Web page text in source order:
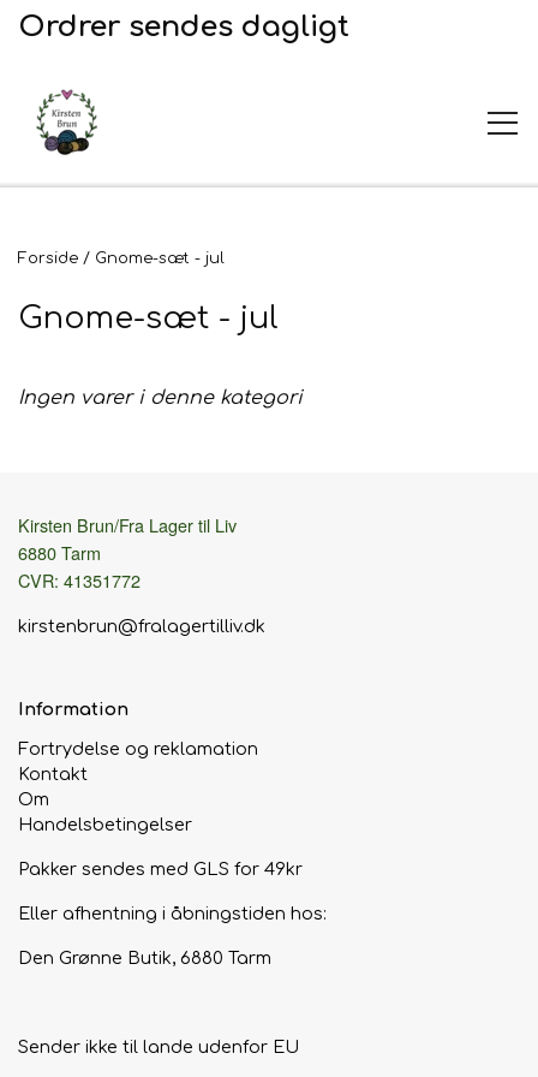
Ordrer sendes dagligt
UDSALG
Garn og opskrifter
Garn
Broderi
Stof til broderi
Hanke - restparti
Uldpleje
Strikketid
Forside Gnome-sæt - jul
Gnome-sæt - jul
Ingen varer i denne kategori
Kirsten Brun/Fra Lager til Liv
6880 Tarm
CVR: 41351772
kirstenbrun@fralagertilliv.dk
Information
Fortrydelse og reklamation
Kontakt
Om
Handelsbetingelser
Pakker sendes med GLS for 49kr
Eller afhentning i åbningstiden hos:
Den Grønne Butik, 6880 Tarm
Sender ikke til lande udenfor EU